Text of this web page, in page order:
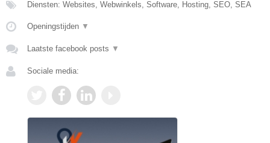
Diensten: Websites, Webwinkels, Software, Hosting, SEO, SEA
Openingstijden ▼
Laatste facebook posts ▼
Sociale media: